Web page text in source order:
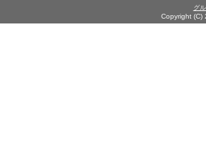
グ
Copyright (C)